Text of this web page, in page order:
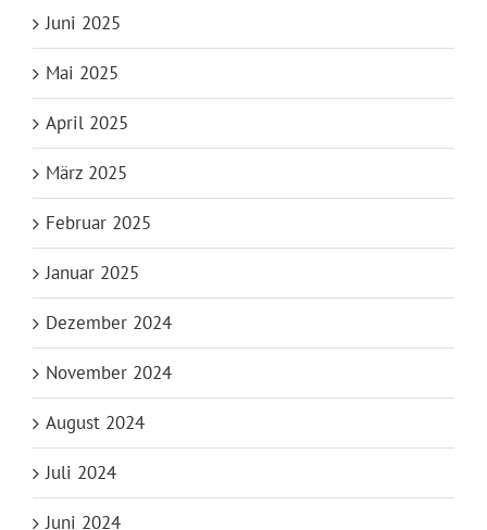
Juni 2025
Mai 2025
April 2025
März 2025
Februar 2025
Januar 2025
Dezember 2024
November 2024
August 2024
Juli 2024
Juni 2024